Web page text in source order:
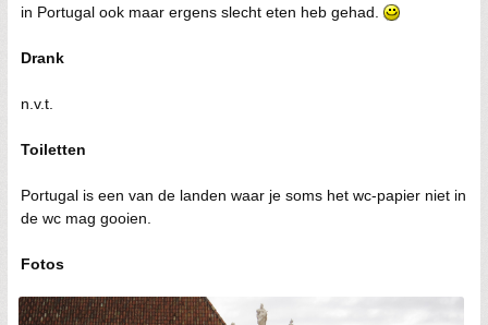
in Portugal ook maar ergens slecht eten heb gehad.
Drank
n.v.t.
Toiletten
Portugal is een van de landen waar je soms het wc-papier niet in
de wc mag gooien.
Fotos